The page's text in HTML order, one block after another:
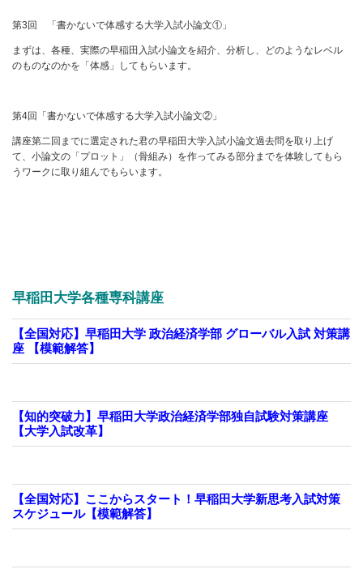
第3回 「書かないで体感する大学入試小論文①」
まずは、各種、実際の早稲田入試小論文を紹介、分析し、どのようなレベル
のものなのかを「体感」してもらいます。
第4回「書かないで体感する大学入試小論文②」
講座第二回までに選定された君の早稲田大学入試小論文過去問を取り上げ
て、小論文の「プロット」（骨組み）を作ってみる部分までを体験してもら
うワークに取り組んでもらいます。
早稲田大学各種専科講座
【全国対応】早稲田大学 政治経済学部 グローバル入試 対策講
座 【模範解答】
【知的突破力】早稲田大学政治経済学部独自試験対策講座
【大学入試改革】
【全国対応】ここからスタート！早稲田大学新思考入試対策
スケジュール【模範解答】